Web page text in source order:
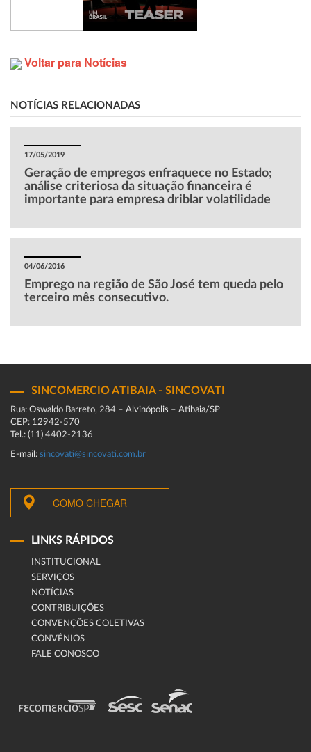
Voltar para Notícias
NOTÍCIAS RELACIONADAS
17/05/2019
Geração de empregos enfraquece no Estado;
análise criteriosa da situação financeira é
importante para empresa driblar volatilidade
04/06/2016
Emprego na região de São José tem queda pelo
terceiro mês consecutivo.
SINCOMERCIO ATIBAIA - SINCOVATI
Rua: Oswaldo Barreto, 284 – Alvinópolis – Atibaia/SP
CEP: 12942-570
Tel.: (11) 4402-2136
E-mail: sincovati@sincovati.com.br
COMO CHEGAR
LINKS RÁPIDOS
INSTITUCIONAL
SERVIÇOS
NOTÍCIAS
CONTRIBUIÇÕES
CONVENÇÕES COLETIVAS
CONVÊNIOS
FALE CONOSCO